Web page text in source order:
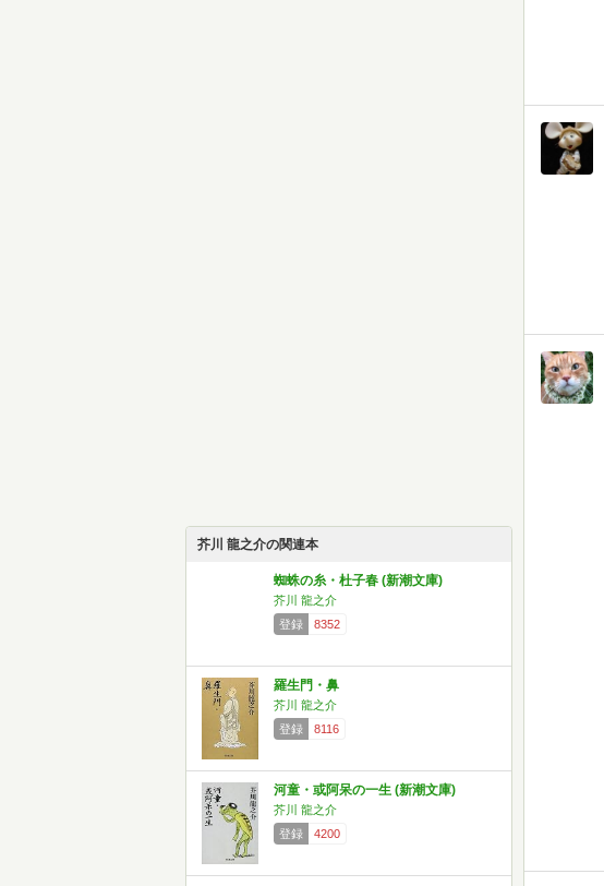
芥川 龍之介の関連本
蜘蛛の糸・杜子春 (新潮文庫)
芥川 龍之介
登録
8352
羅生門・鼻
芥川 龍之介
登録
8116
河童・或阿呆の一生 (新潮文庫)
芥川 龍之介
登録
4200